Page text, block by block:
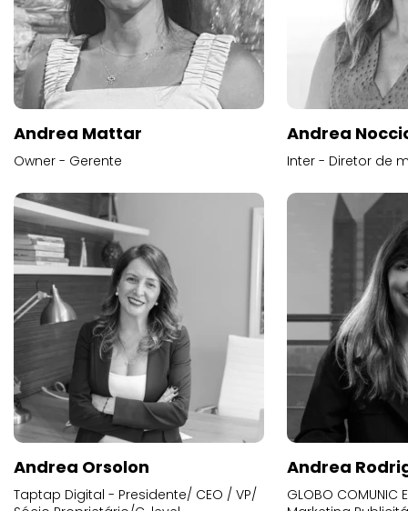
Andrea Mattar
Owner - Gerente
Andrea
Inter - Diretor de
Andrea Orsolon
Taptap Digital - Presidente/ CEO / VP/
Andrea
GLOBO COMUNIC